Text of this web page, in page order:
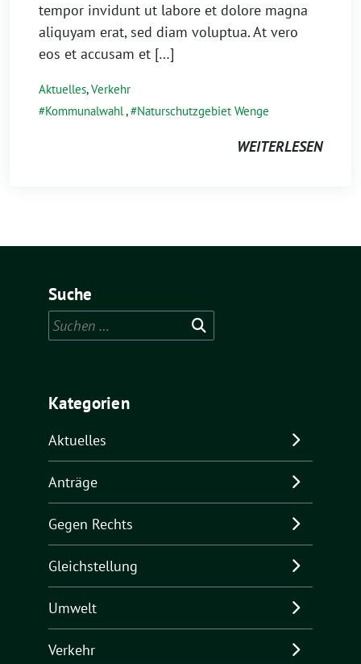
tempor invidunt ut labore et dolore magna
aliquyam erat, sed diam voluptua. At vero
eos et accusam et […]
Aktuelles,Verkehr
Kommunalwahl, Naturschutzgebiet Wenge
WEITERLESEN
Suche
Suchen
nach:
Kategorien
Aktuelles
Anträge
Gegen Rechts
Gleichstellung
Umwelt
Verkehr